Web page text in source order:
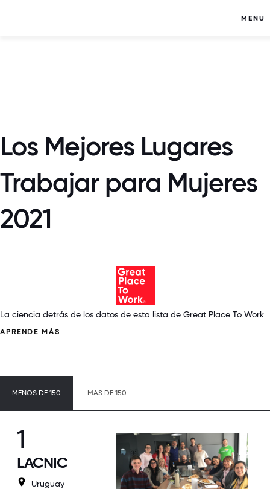
MENU
Los Mejores Lugares
Trabajar para Mujeres
2021
La ciencia detrás de los datos de esta lista de Great Place To Work
APRENDE MÁS
MENOS DE 150 MAS DE 150
1
LACNIC
Uruguay